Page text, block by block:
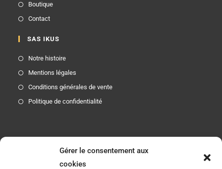
Gérer le consentement aux
cookies
Boutique
Contact
SAS IKUS
Notre histoire
Mentions légales
Conditions générales de vente
Politique de confidentialité
Etre informé des nouveautés produits et des offres